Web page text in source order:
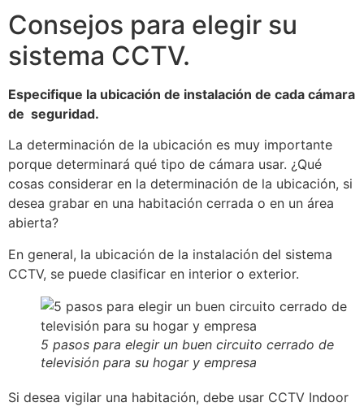
Consejos para elegir su
sistema CCTV.
Especifique la ubicación de instalación de cada cámara
de seguridad.
La determinación de la ubicación es muy importante
porque determinará qué tipo de cámara usar. ¿Qué
cosas considerar en la determinación de la ubicación, si
desea grabar en una habitación cerrada o en un área
abierta?
En general, la ubicación de la instalación del sistema
CCTV, se puede clasificar en interior o exterior.
5 pasos para elegir un buen circuito cerrado de
televisión para su hogar y empresa
Si desea vigilar una habitación, debe usar CCTV Indoor